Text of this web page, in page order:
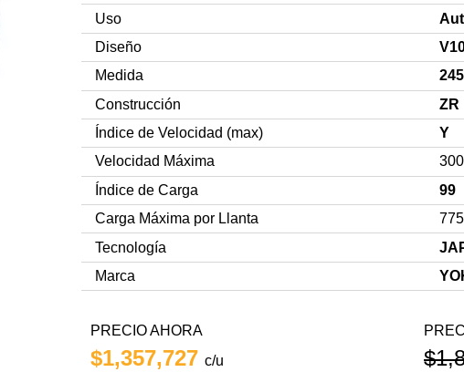
Uso
Diseño
Medida
Construcción
ZR
Índice de Velocidad (max)
Y
Velocidad Máxima
Índice de Carga
99
Carga Máxima por Llanta
Tecnología
Marca
PRECIO AHORA
$1,357,727 c/u